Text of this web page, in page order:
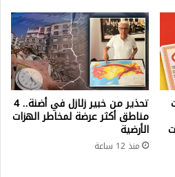
تحذير من خبير زلازل في أضنة.. 4
مناطق أكثر عرضة لمخاطر الهزات
الأرضية
منذ 12 ساعة